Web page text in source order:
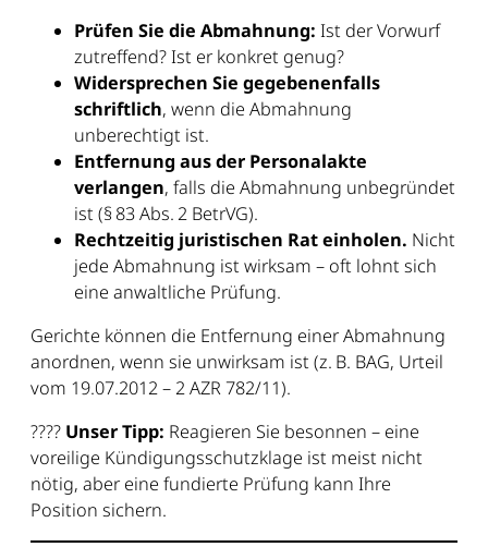
Prüfen Sie die Abmahnung: Ist der Vorwurf
zutreffend? Ist er konkret genug?
Widersprechen Sie gegebenenfalls
schriftlich, wenn die Abmahnung
unberechtigt ist.
Entfernung aus der Personalakte
verlangen, falls die Abmahnung unbegründet
ist (§ 83 Abs. 2 BetrVG).
Rechtzeitig juristischen Rat einholen. Nicht
jede Abmahnung ist wirksam – oft lohnt sich
eine anwaltliche Prüfung.
Gerichte können die Entfernung einer Abmahnung
anordnen, wenn sie unwirksam ist (z. B. BAG, Urteil
vom 19.07.2012 – 2 AZR 782/11).
???? Unser Tipp: Reagieren Sie besonnen – eine
voreilige Kündigungsschutzklage ist meist nicht
nötig, aber eine fundierte Prüfung kann Ihre
Position sichern.